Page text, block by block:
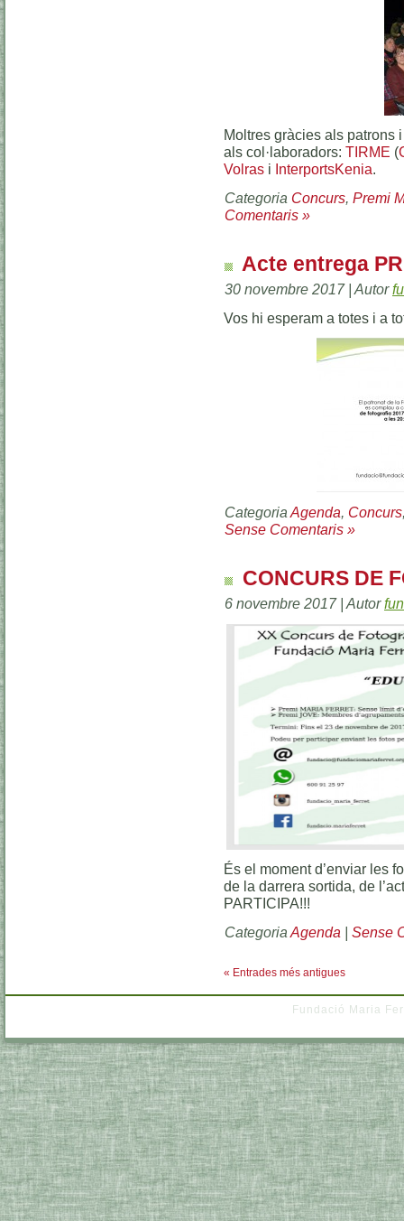
Moltres gràcies als patrons
als col·laboradors: TIRME (
Volras i InterportsKenia.
Categoria Concurs, Premi
Comentaris »
Acte entrega
30 novembre 2017 | Autor
Vos hi esperam a totes i a
Categoria Agenda, Concurs
Sense Comentaris »
CONCURS DE
6 novembre 2017 | Autor
És el moment d’enviar les
de la darrera sortida, de
PARTICIPA!!!
Categoria Agenda | Sense
« Entrades més antigues
Fundació Maria